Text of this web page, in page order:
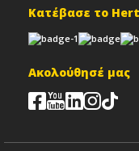
Κατέβασε το
Ακολούθησέ μας